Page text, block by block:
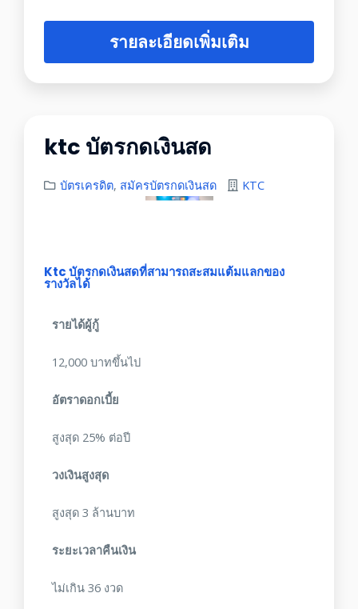
รายละเอียดเพิ่มเติม
ktc บัตรกดเงินสด
บัตรเครดิต, สมัครบัตรกดเงินสด KTC
Ktc บัตรกดเงินสดที่สามารถสะสมแต้มแลกของ
รางวัลได้
รายได้ผู้กู้
12,000 บาทขึ้นไป
อัตราดอกเบี้ย
สูงสุด 25% ต่อปี
วงเงินสูงสุด
สูงสุด 3 ล้านบาท
ระยะเวลาคืนเงิน
ไม่เกิน 36 งวด